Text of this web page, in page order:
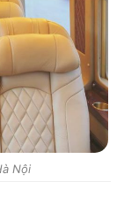
Nội